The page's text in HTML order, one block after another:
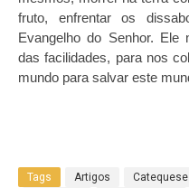
fruto, enfrentar os
Evangelho do Senhor. Ele
das facilidades, para nos
mundo para salvar este
Tags Artigos Catequese